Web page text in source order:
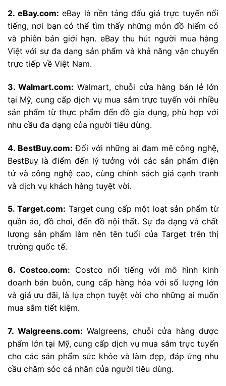
2. eBay.com: eBay là nền tảng đấu giá trực tuyến nổi
tiếng, nơi bạn có thể tìm thấy những món đồ hiếm có
và phiên bản giới hạn. eBay thu hút người mua hàng
Việt với sự đa dạng sản phẩm và khả năng vận chuyển
trực tiếp về Việt Nam.
3. Walmart.com: Walmart, chuỗi cửa hàng bán lẻ lớn
tại Mỹ, cung cấp dịch vụ mua sắm trực tuyến với nhiều
sản phẩm từ thực phẩm đến đồ gia dụng, phù hợp với
nhu cầu đa dạng của người tiêu dùng.
4. BestBuy.com: Đối với những ai đam mê công nghệ,
BestBuy là điểm đến lý tưởng với các sản phẩm điện
tử và công nghệ cao, cùng chính sách giá cạnh tranh
và dịch vụ khách hàng tuyệt vời.
5. Target.com: Target cung cấp một loạt sản phẩm từ
quần áo, đồ chơi, đến đồ nội thất. Sự đa dạng và chất
lượng sản phẩm làm nên tên tuổi của Target trên thị
trường quốc tế.
6. Costco.com: Costco nổi tiếng với mô hình kinh
doanh bán buôn, cung cấp hàng hóa với số lượng lớn
và giá ưu đãi, là lựa chọn tuyệt vời cho những ai muốn
mua sắm tiết kiệm.
7. Walgreens.com: Walgreens, chuỗi cửa hàng dược
phẩm lớn tại Mỹ, cung cấp dịch vụ mua sắm trực tuyến
cho các sản phẩm sức khỏe và làm đẹp, đáp ứng nhu
cầu chăm sóc cá nhân của người tiêu dùng.